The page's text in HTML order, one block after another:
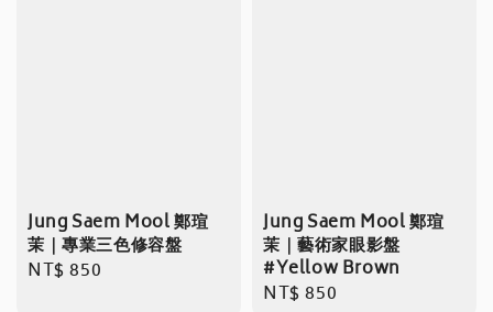
Jung Saem Mool 鄭瑄
茉｜專業三色修容盤
Regular
NT$ 850
Jung Saem Mool 鄭瑄
茉｜藝術家眼影盤
#Yellow Brown
Regular
NT$ 850